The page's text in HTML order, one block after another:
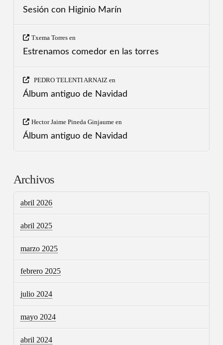
Sesión con Higinio Marín
Txema Torresen
Estrenamos comedor en las torres
PEDRO TELENTI ARNAIZ en
Álbum antiguo de Navidad
Hector Jaime Pineda Ginjaumeen
Álbum antiguo de Navidad
Archivos
abril 2026
abril 2025
marzo 2025
febrero 2025
julio 2024
mayo 2024
abril 2024